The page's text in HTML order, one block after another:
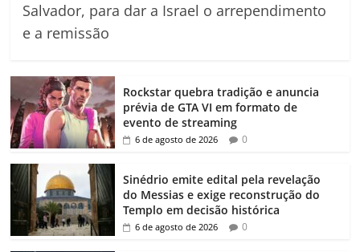
Salvador, para dar a Israel o arrependimento
e a remissão
Rockstar quebra tradição e anuncia
prévia de GTA VI em formato de
evento de streaming
6 de agosto de 2026 0
Sinédrio emite edital pela revelação
do Messias e exige reconstrução do
Templo em decisão histórica
6 de agosto de 2026 0